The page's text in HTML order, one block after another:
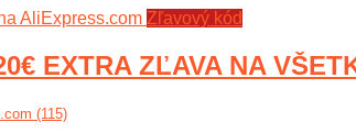
Zľavový kód
EXTRA ZĽAVA NA
(115)